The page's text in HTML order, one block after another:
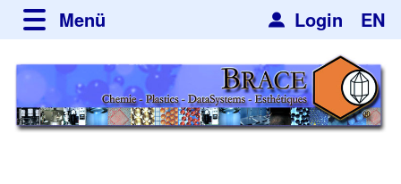
Login EN
Menü
über BRACE
Leistungen
Newsticker
Neues
Newsletter